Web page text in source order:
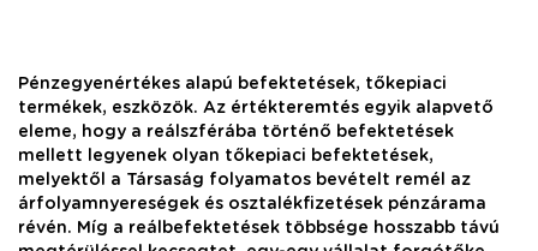
Pénzegyenértékes alapú befektetések, tőkepiaci
termékek, eszközök. Az értékteremtés egyik alapvető
eleme, hogy a reálszférába történő befektetések
mellett legyenek olyan tőkepiaci befektetések,
melyektől a Társaság folyamatos bevételt remél az
árfolyamnyereségek és osztalékfizetések pénzárama
révén. Míg a reálbefektetések többsége hosszabb távú